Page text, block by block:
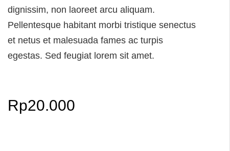
dignissim, non laoreet arcu aliquam.
Pellentesque habitant morbi tristique senectus
et netus et malesuada fames ac turpis
egestas. Sed feugiat lorem sit amet.
Rp20.000